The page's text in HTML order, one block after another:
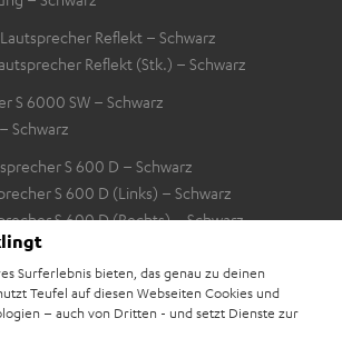
Reflekt – Schwarz
Reflekt (Stk.) – Schwarz
S 6000 SW – Schwarz
Schwarz
S 600 D – Schwarz
S 600 D (Links) – Schwarz
S 600 D (Rechts) – Schwarz
S 600 FCR – Schwarz
Kabel C3525W – Schwarz
C2515S – Weiß
Surferlebnis bieten, das genau zu deinen
Teufel auf diesen Webseiten Cookies und
– auch von Dritten - und setzt Dienste zur